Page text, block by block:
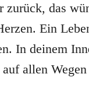
zurück, das
Ein
In deinem
allen